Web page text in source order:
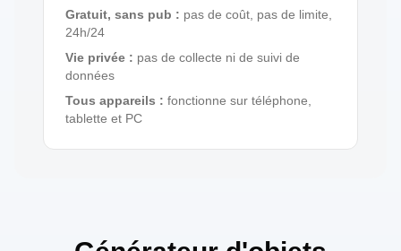
Gratuit, sans pub : pas de coût, pas de limite,
24h/24
Vie privée : pas de collecte ni de suivi de
données
Tous appareils : fonctionne sur téléphone,
tablette et PC